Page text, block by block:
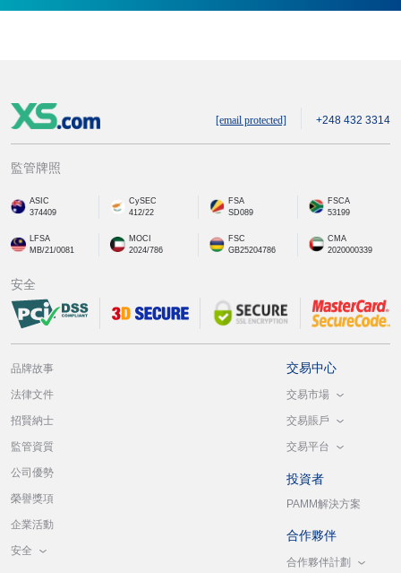
[email protected] +248 432 3314
監管牌照
ASIC
374409
CySEC
412/22
FSA
SD089
FSCA
53199
LFSA
MB/21/0081
MOCI
2024/786
FSC
GB25204786
CMA
2020000339
安全
品牌故事
法律文件
招賢納士
監管資質
公司優勢
榮譽獎項
企業活動
安全
交易中心
交易市場
交易賬戶
交易平台
投資者
PAMM解決方案
合作夥伴
合作夥伴計劃